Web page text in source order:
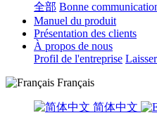
全部 Bonne
Manuel du produit
Présentation des clients
À propos de nous
Profil de l'entreprise
Français
简体中文